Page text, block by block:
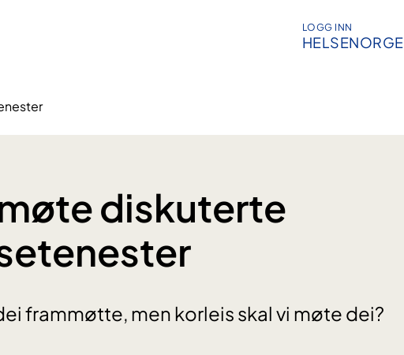
LOGG INN
HELSENORGE
diskuterte
frammøtte, men korleis skal vi møte dei?